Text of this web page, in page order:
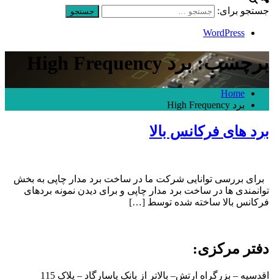
جستجو برای:
WordPress
برچسب: برد High Frequency
Home
برد High Frequency
برد های فرکانس بالا
برای بررسی توانایی شرکت ما در ساخت برد مدار چاپی به بخش
توانمندی ها در ساخت برد مدار چاپی و برای دیدن نمونه بردهای
فرکانس بالا ساخته شده توسط […]
دفتر مرکزی:
اقدسیه – بزرگراه ارتش– بالاتر از بانک پاسارگاد – پلاک 115